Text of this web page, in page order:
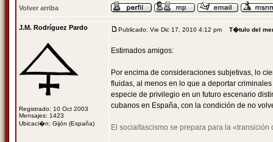
Volver arriba
J.M. Rodríguez Pardo
Registrado: 10 Oct 2003
Mensajes: 1423
Ubicaci�n: Gijón (España)
Publicado: Vie Dic 17, 2010 4:12 pm T�tulo del
Estimados amigos:
Por encima de consideraciones subjetivas, lo
fluidas, al menos en lo que a deportar
especie de privilegio en un futuro escenario
cubanos en España, con la condición de no
El socialfascismo se prepara para la «transición